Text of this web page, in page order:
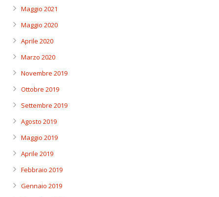
Maggio 2021
Maggio 2020
Aprile 2020
Marzo 2020
Novembre 2019
Ottobre 2019
Settembre 2019
Agosto 2019
Maggio 2019
Aprile 2019
Febbraio 2019
Gennaio 2019